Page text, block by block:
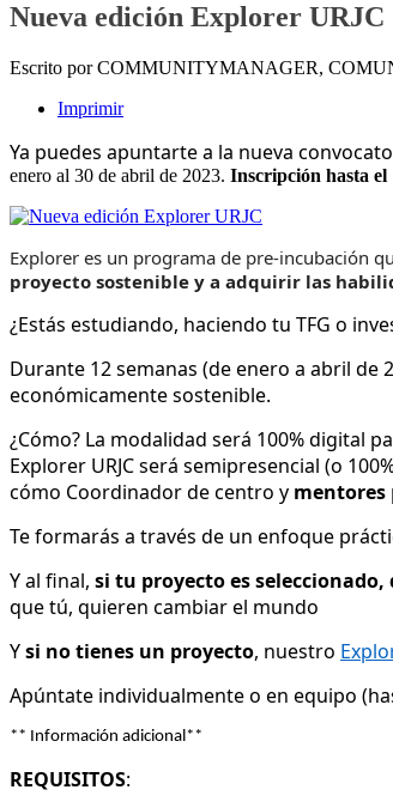
Nueva edición Explorer URJC
Escrito por COMMUNITYMANAGER,
Imprimir
Ya puedes apuntarte a la nueva
enero al 30 de abril de 2023. Inscripción hasta el
Explorer es un programa de pre-incubación
proyecto sostenible y a adquirir las
¿Estás estudiando, haciendo tu TFG o
Durante 12 semanas (de enero a abril de
económicamente sostenible.
¿Cómo? La modalidad será 100% digital
Explorer URJC será semipresencial (o
cómo Coordinador de centro y mentores
Te formarás a través de un enfoque
Y al final, si tu proyecto es
que tú, quieren cambiar el mundo
Ysi no tienes un proyecto, nuestro
Apúntate individualmente o en equipo
** Información adicional**
REQUISITOS: